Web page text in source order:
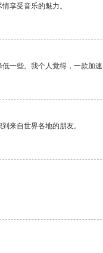
享受音乐的魅力。
一些。我个人觉得，一款加
来自世界各地的朋友。